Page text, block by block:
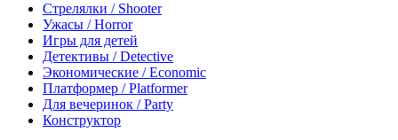
Стрелялки / Shooter
Ужасы / Horror
Игры для детей
Детективы / Detective
Экономические / Economic
Платформер / Platformer
Для вечеринок / Party
Конструктор